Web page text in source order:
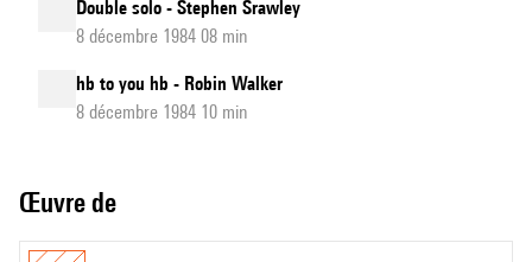
Double solo - Stephen Srawley
8 décembre 1984 08 min
hb to you hb - Robin Walker
8 décembre 1984 10 min
Œuvre de